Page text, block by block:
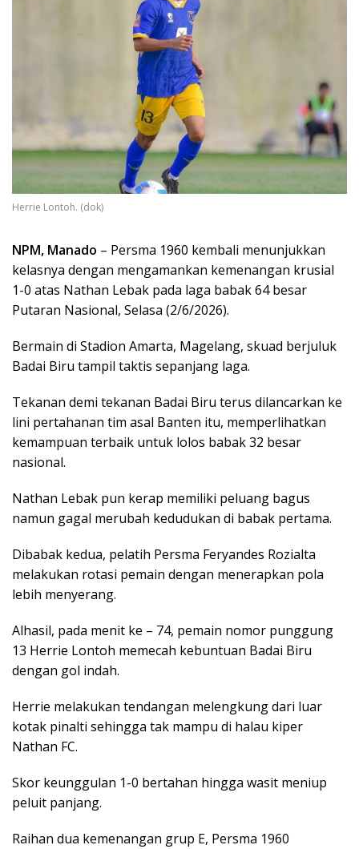
Herrie Lontoh. (dok)
NPM, Manado – Persma 1960 kembali menunjukkan
kelasnya dengan mengamankan kemenangan krusial
1-0 atas Nathan Lebak pada laga babak 64 besar
Putaran Nasional, Selasa (2/6/2026).
Bermain di Stadion Amarta, Magelang, skuad berjuluk
Badai Biru tampil taktis sepanjang laga.
Tekanan demi tekanan Badai Biru terus dilancarkan ke
lini pertahanan tim asal Banten itu, memperlihatkan
kemampuan terbaik untuk lolos babak 32 besar
nasional.
Nathan Lebak pun kerap memiliki peluang bagus
namun gagal merubah kedudukan di babak pertama.
Dibabak kedua, pelatih Persma Feryandes Rozialta
melakukan rotasi pemain dengan menerapkan pola
lebih menyerang.
‎‎Alhasil, pada menit ke – 74, pemain nomor punggung
13 Herrie Lontoh memecah kebuntuan Badai Biru
dengan gol indah.
Herrie melakukan tendangan melengkung dari luar
kotak pinalti sehingga tak mampu di halau kiper
Nathan FC.‎‎
Skor keunggulan 1-0 bertahan hingga wasit meniup
peluit panjang.‎‎
Raihan dua kemenangan grup E, Persma 1960